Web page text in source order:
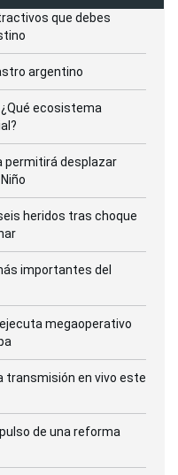
que debes
argentino
ecosistema
permitirá desplazar
heridos tras choque
importantes del
megaoperativo
transmisión en vivo este
de una reforma